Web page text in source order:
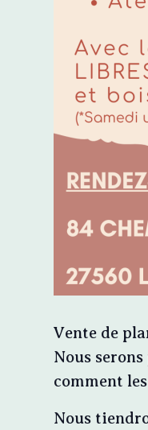
Vente de
Nous
comment
Nous